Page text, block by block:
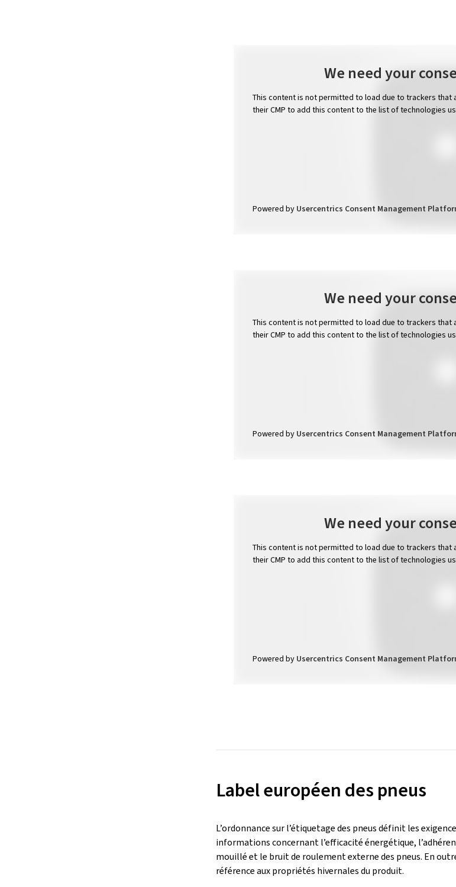
We need your
This content is not permitted to load due to trackers
their CMP to add this content to the list of technologies
Powered by Usercentrics Consent Management
We need your
This content is not permitted to load due to trackers
their CMP to add this content to the list of technologies
Powered by Usercentrics Consent Management
We need your
This content is not permitted to load due to trackers
their CMP to add this content to the list of technologies
Powered by Usercentrics Consent Management
Label européen des pneus
L’ordonnance sur l’étiquetage des pneus définit les
informations concernant l’efficacité énergétique,
mouillé et le bruit de roulement externe des pneus. En
référence aux propriétés hivernales du produit.